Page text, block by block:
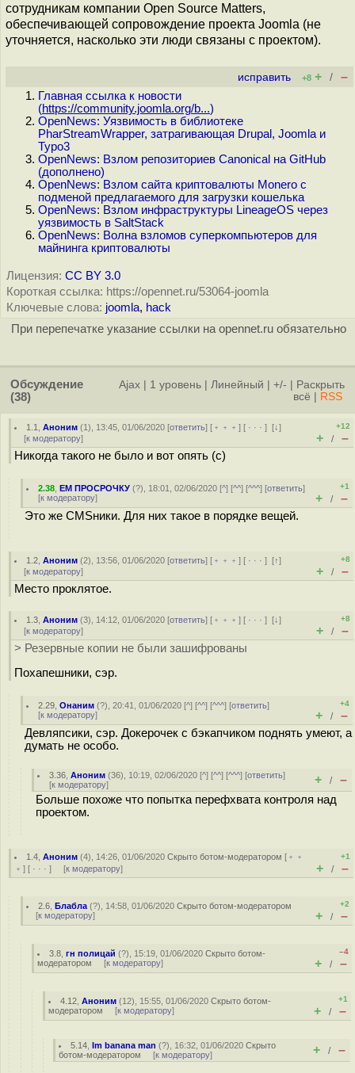
сотрудникам компании Open Source Matters,
обеспечивающей сопровождение проекта Joomla (не
уточняется, насколько эти люди связаны с проектом).
исправить +8 + / –
Главная ссылка к новости
(https://community.joomla.org/b...)
OpenNews: Уязвимость в библиотеке
PharStreamWrapper, затрагивающая Drupal, Joomla и
Typo3
OpenNews: Взлом репозиториев Canonical на GitHub
(дополнено)
OpenNews: Взлом сайта криптовалюты Мonero с
подменой предлагаемого для загрузки кошелька
OpenNews: Взлом инфраструктуры LineageOS через
уязвимость в SaltStack
OpenNews: Волна взломов суперкомпьютеров для
майнинга криптовалюты
Лицензия: CC BY 3.0
Короткая ссылка: https://opennet.ru/53064-joomla
Ключевые слова: joomla, hack
При перепечатке указание ссылки на opennet.ru обязательно
Обсуждение
(38)
Ajax 1 уровень Линейный +/-
Раскрыть
всё
RSS
1.1 ,Аноним (1), 13:45, 01/06/2020 [ответить] [ ﹢﹢﹢] [ · · ·][↓]
[к модератору]
+12
+ / –
Никогда такого не было и вот опять (с)
2.38 ,ЕМ ПРОСРОЧКУ (?), 18:01, 02/06/2020 [^] [^^] [^^^] [ответить]
[к модератору]
+1
+ / –
Это же CMSники. Для них такое в порядке вещей.
1.2 ,Аноним (2), 13:56, 01/06/2020 [ответить] [ ﹢﹢﹢] [ · · ·][↑]
[к модератору]
+8
+ / –
Место проклятое.
1.3 ,Аноним (3), 14:12, 01/06/2020 [ответить] [ ﹢﹢﹢] [ · · ·][↓]
[к модератору]
+8
+ / –
> Резервные копии не были зашифрованы
Похапешники, сэр.
2.29 ,Онаним (?), 20:41, 01/06/2020 [^] [^^] [^^^] [ответить]
[к модератору]
+4
+ / –
Девляпсики, сэр. Докерочек с бэкапчиком поднять умеют, а
думать не особо.
3.36 ,Аноним (36), 10:19, 02/06/2020 [^] [^^] [^^^] [ответить]
[к модератору] + / –
Больше похоже что попытка перефхвата контроля над
проектом.
1.4 ,Аноним (4), 14:26, 01/06/2020Скрыто ботом-модератором [ ﹢﹢
﹢ ] [ · · · ] [к модератору]
+1
+ / –
2.6 ,Блабла (?), 14:58, 01/06/2020Скрыто ботом-модератором
[к модератору]
+2
+ / –
3.8 ,гн полицай (?), 15:19, 01/06/2020Скрыто ботом-
модератором [к модератору]
–4
+ / –
4.12 ,Аноним (12), 15:55, 01/06/2020Скрыто ботом-
модератором [к модератору]
+1
+ / –
5.14 ,Im banana man (?), 16:32, 01/06/2020Скрыто
ботом-модератором [к модератору] + / –